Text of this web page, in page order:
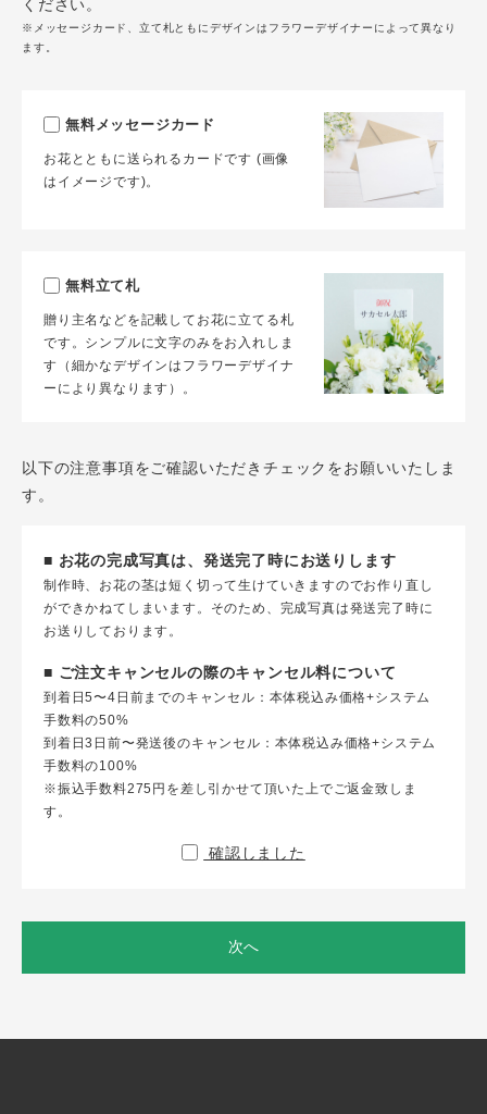
ください。
※メッセージカード、立て札ともにデザインはフラワーデザイナーによって異なり
ます。
無料メッセージカード
お花とともに送られるカードです (画像
はイメージです)。
無料立て札
贈り主名などを記載してお花に立てる札
です。シンプルに文字のみをお入れしま
す（細かなデザインはフラワーデザイナ
ーにより異なります）。
以下の注意事項をご確認いただきチェックをお願いいたしま
す。
■ お花の完成写真は、発送完了時にお送りします
制作時、お花の茎は短く切って生けていきますのでお作り直し
ができかねてしまいます。そのため、完成写真は発送完了時に
お送りしております。
■ ご注文キャンセルの際のキャンセル料について
到着日5〜4日前までのキャンセル：本体税込み価格+システム
手数料の50%
到着日3日前〜発送後のキャンセル：本体税込み価格+システム
手数料の100%
※振込手数料275円を差し引かせて頂いた上でご返金致しま
す。
確認しました
次へ